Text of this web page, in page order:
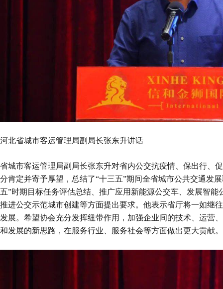
河北省城市客运管理局副局长张东升讲话
省城市客运管理局副局长张东升对省内公交抗疫情、保出行、
分肯定并寄予厚望，总结了“十三五”期间全省城市公共交通发
五”时期目标任务评估总结、推广应用新能源公交车、发展智
推进公交示范城市创建等方面提出要求。他表示省厅将一如继
发展。希望协会充分发挥纽带作用，加强企业间的技术、运营
和发展的新思路，在服务行业、服务社会等方面做出更大贡献。